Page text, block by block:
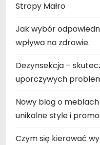
Stropy Małro
Jak wybór
wpływa na zdrowie.
Dezynsekcja –
uporczywych
Nowy blog o
unikalne style i
Czym się kierować